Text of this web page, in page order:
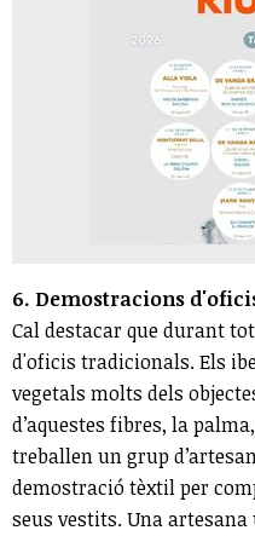
6. Demostracions
Cal destacar que durant
d'oficis tradicionals. Els
vegetals molts dels
d’aquestes fibres, la
treballen un grup
demostració tèxtil per
seus vestits. Una